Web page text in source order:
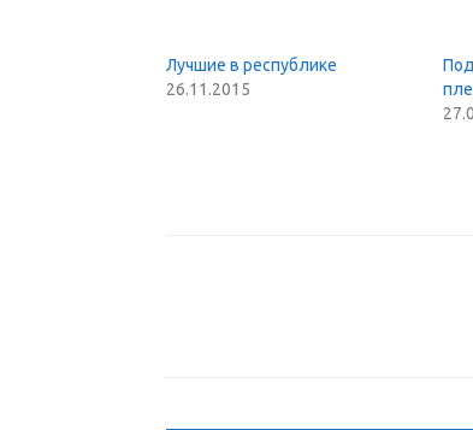
Лучшие в республике
26.11.2015